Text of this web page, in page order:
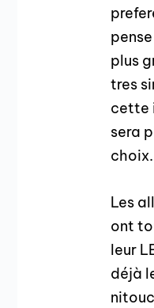
plus
tres
cette
sera
choix.
Les
ont
leur
déjà